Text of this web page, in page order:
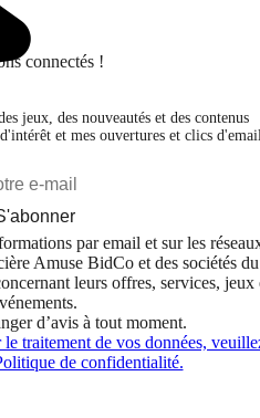
connectés !
jeux, des nouveautés et des contenus
et mes ouvertures et clics
par email et sur les
Amuse BidCo et des sociétés du
leurs offres, services, jeux
d’avis à tout moment.
traitement de vos données,
de confidentialité.